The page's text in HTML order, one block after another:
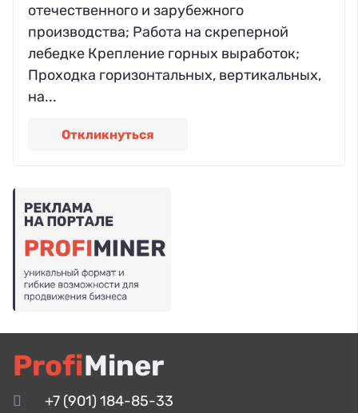
отечественного и зарубежного
производства; Работа на скреперной
лебедке Крепление горных выработок;
Проходка горизонтальных, вертикальных,
на...
Откликнуться
ProfiMiner
+7 (901) 184-85-33